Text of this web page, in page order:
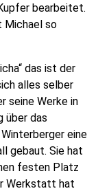
bearbeitet.
Michael so
das ist der
alles selber
seine Werke in
über das
eine
gebaut. Sie hat
festen Platz
Werkstatt hat